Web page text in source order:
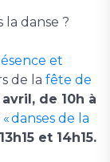
danse ?
et
de la fête de
de 10h à
« danses de la
et 14h15.